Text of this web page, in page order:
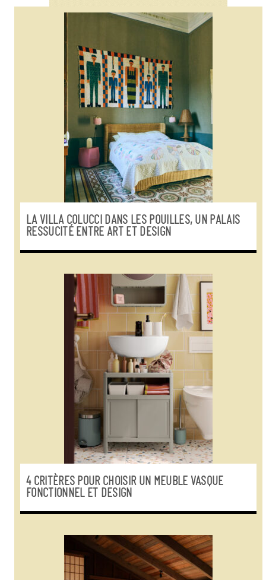
LA VILLA COLUCCI DANS LES POUILLES, UN PALAIS
RESSUCITÉ ENTRE ART ET DESIGN
4 CRITÈRES POUR CHOISIR UN MEUBLE VASQUE
FONCTIONNEL ET DESIGN